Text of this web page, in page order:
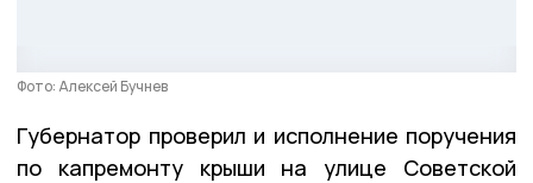
Фото: Алексей Бучнев
Губернатор проверил и исполнение поручения
по капремонту крыши на улице Советской